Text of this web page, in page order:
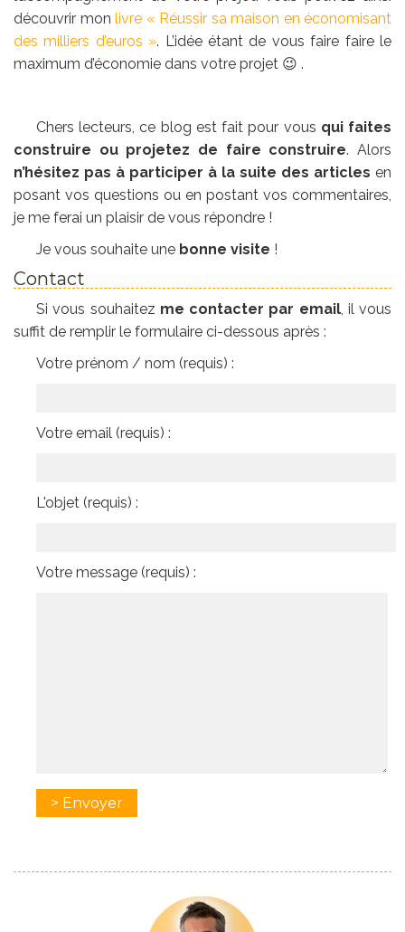
découvrir mon livre « Réussir sa maison en économisant
des milliers d’euros ». L’idée étant de vous faire faire le
maximum d’économie dans votre projet 😉 .
Chers lecteurs, ce blog est fait pour vous qui faites
construire ou projetez de faire construire. Alors
n’hésitez pas à participer à la suite des articles en
posant vos questions ou en postant vos commentaires,
je me ferai un plaisir de vous répondre !
Je vous souhaite une bonne visite !
Contact
Si vous souhaitez me contacter par email, il vous
suffit de remplir le formulaire ci-dessous après :
Votre prénom / nom (requis) :
Votre email (requis) :
L'objet (requis) :
Votre message (requis) :